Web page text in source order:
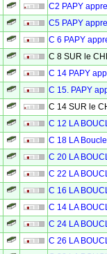
C2 PAPY
C5 PAPY
C 6 PAPY
C 8 SUR le
C 14 PAPY
C 15. PAPY
C 14 SUR le
C 12 LA
C 18 LA
C 20 LA
C 22 LA
C 16 LA
C 14 LA
C 24 LA
C 26 LA